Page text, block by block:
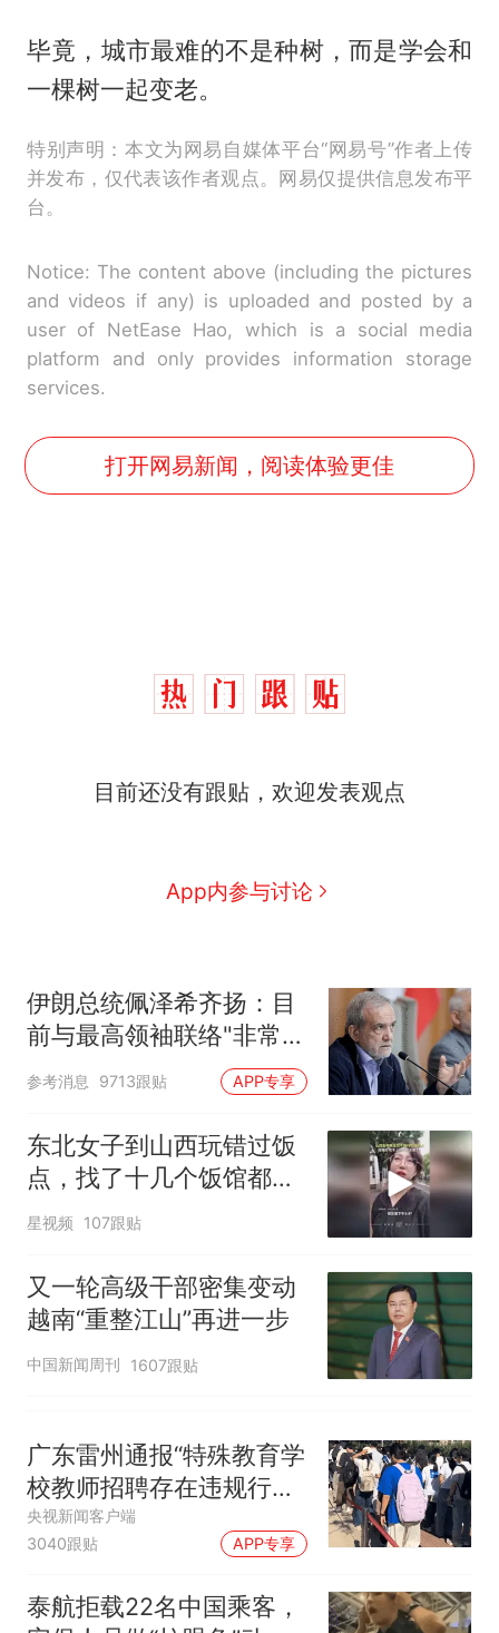
毕竟，城市最难的不是种树，而是学会和
一棵树一起变老。
特别声明：本文为网易自媒体平台“网易号”作者上传
并发布，仅代表该作者观点。网易仅提供信息发布平
台。
Notice: The content above (including the pictures
and videos if any) is uploaded and posted by a
user of NetEase Hao, which is a social media
platform and only provides information storage
services.
打开网易新闻，阅读体验更佳
目前还没有跟贴，欢迎发表观点
App内参与讨论
伊朗总统佩泽希齐扬：目
前与最高领袖联络"非常困
难"
参考消息 9713跟贴 APP专享
东北女子到山西玩错过饭
点，找了十几个饭馆都没
开门：午休到几点
星视频 107跟贴
又一轮高级干部密集变动
越南“重整江山”再进一步
中国新闻周刊 1607跟贴
广东雷州通报“特殊教育学
校教师招聘存在违规行
为”：已启动问责程序 副
校长被停职
央视新闻客户端
3040跟贴
APP专享
泰航拒载22名中国乘客，